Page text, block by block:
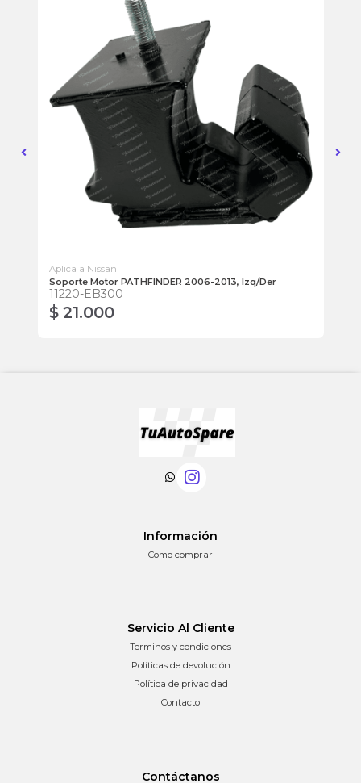
Aplica a Nissan
Soporte Motor PATHFINDER 2006-2013, Izq/Der
11220-EB300
$ 21.000
Información
Como comprar
Servicio Al Cliente
Terminos y condiciones
Políticas de devolución
Política de privacidad
Contacto
Contáctanos